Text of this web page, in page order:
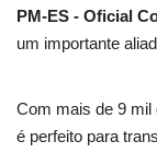
PM-ES - Oficial
um importante
Com mais de 9 mil
é perfeito para